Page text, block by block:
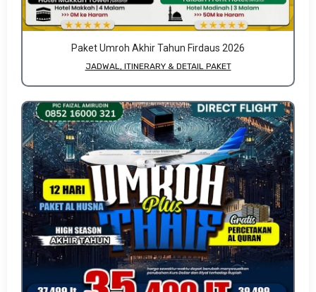
Paket Umroh Akhir Tahun Firdaus 2026
JADWAL, ITINERARY & DETAIL PAKET